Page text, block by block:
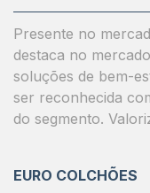
Presente no
destaca no
soluções de bem-
ser reconhecida
do segmento.
EURO COLCHÕES